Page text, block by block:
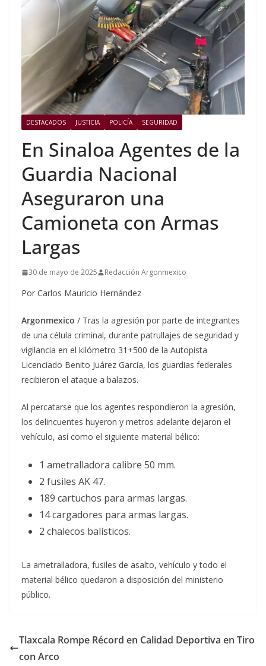
DESTACADOS JUSTICIA POLICÍA SEGURIDAD
En Sinaloa Agentes de la
Guardia Nacional
Aseguraron una
Camioneta con Armas
Largas
30 de mayo de 2025 Redacción Argonmexico
Por Carlos Mauricio Hernández
Argonmexico / Tras la agresión por parte de integrantes
de una célula criminal, durante patrullajes de seguridad y
vigilancia en el kilómetro 31+500 de la Autopista
Licenciado Benito Juárez García, los guardias federales
recibieron el ataque a balazos.
Al percatarse que los agentes respondieron la agresión,
los delincuentes huyeron y metros adelante dejaron el
vehículo, así como el siguiente material bélico:
1 ametralladora calibre 50 mm.
2 fusiles AK 47.
189 cartuchos para armas largas.
14 cargadores para armas largas.
2 chalecos balísticos.
La ametralladora, fusiles de asalto, vehículo y todo el
material bélico quedaron a disposición del ministerio
público.
Tlaxcala Rompe Récord en Calidad Deportiva en Tiro
con Arco